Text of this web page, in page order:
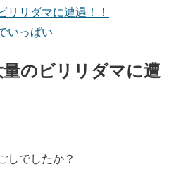
リリダマに遭遇！！
いっぱい
のビリリダマに遭
しでしたか？